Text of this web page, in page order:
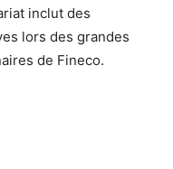
inclut des
lors des grandes
de Fineco.